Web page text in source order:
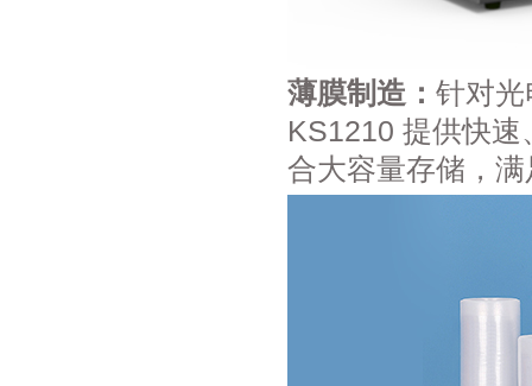
薄膜制造： 针对
KS1210 提供快
合大容量存储，